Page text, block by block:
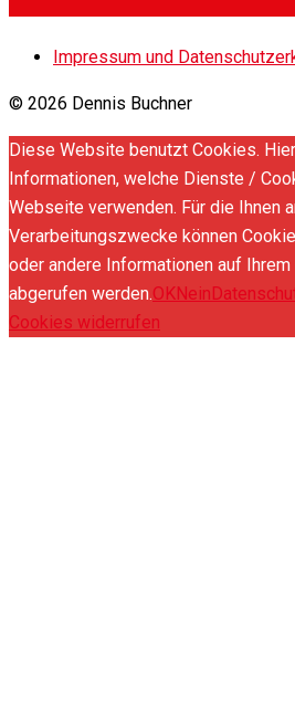
Impressum und
© 2026 Dennis Buchner
Diese Website benutzt Cookies.
Informationen, welche Dienste /
Webseite verwenden. Für die Ihnen
Verarbeitungszwecke können
oder andere Informationen auf
abgerufen werden.OKNein
Cookies widerrufen